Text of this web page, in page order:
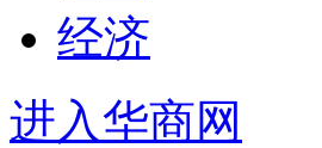
经济
进入华商网